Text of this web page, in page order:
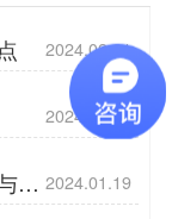
2024.02.21
2024.04.24
质 2024.01.19